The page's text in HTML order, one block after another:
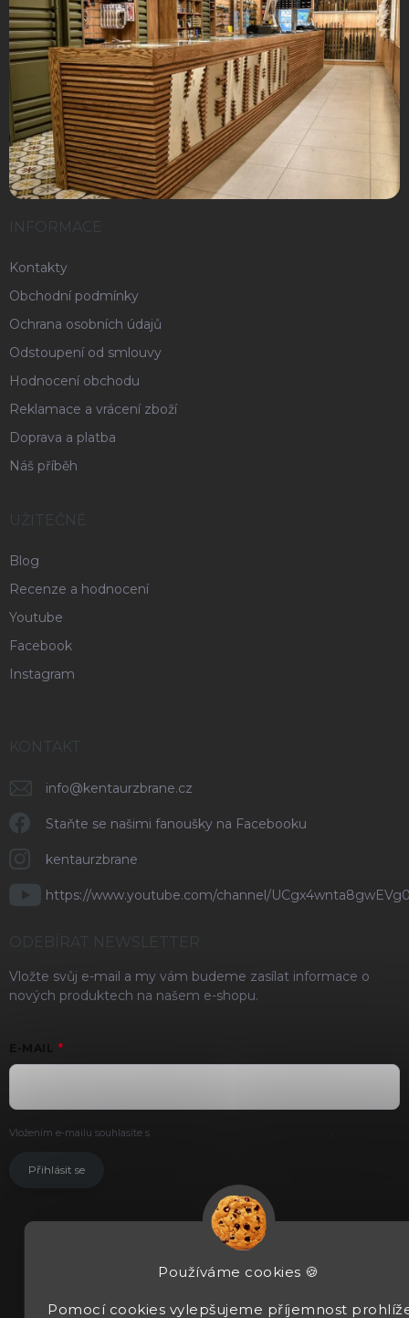
Používáme cookies 🍪
Pomocí cookies vylepšujeme příjemnost
INFORMACE
Kontakty
Obchodní podmínky
Ochrana osobních údajů
Odstoupení od smlouvy
Hodnocení obchodu
Reklamace a vrácení zboží
Doprava a platba
Náš příběh
UŽITEČNÉ
Blog
Recenze a hodnocení
Youtube
Facebook
Instagram
KONTAKT
info@kentaurzbrane.cz
Staňte se našimi fanoušky na Facebooku
kentaurzbrane
https://www.youtube.com/channel/
ODEBÍRAT NEWSLETTER
Vložte svůj e-mail a my vám budeme zasílat informace o
nových produktech na našem e-shopu.
Vložením e-mailu souhlasíte s
Přihlásit se